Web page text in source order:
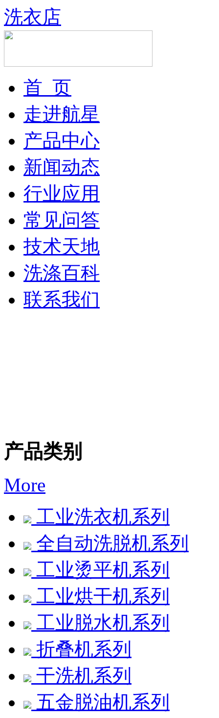
洗衣店
首 页
走进航星
产品中心
新闻动态
行业应用
常见问答
技术天地
洗涤百科
联系我们
产品类别
More
工业洗衣机系列
全自动洗脱机系列
工业烫平机系列
工业烘干机系列
工业脱水机系列
折叠机系列
干洗机系列
五金脱油机系列